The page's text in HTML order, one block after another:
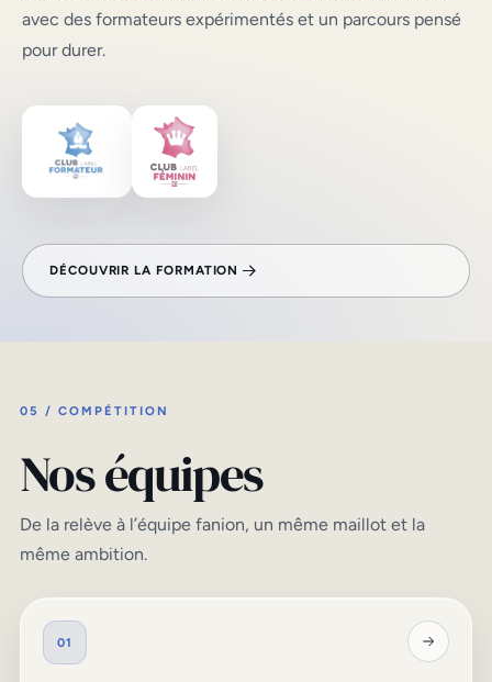
avec des formateurs expérimentés et un parcours pensé
pour durer.
DÉCOUVRIR LA FORMATION
05 / COMPÉTITION
Nos équipes
De la relève à l’équipe fanion, un même maillot et la
même ambition.
01